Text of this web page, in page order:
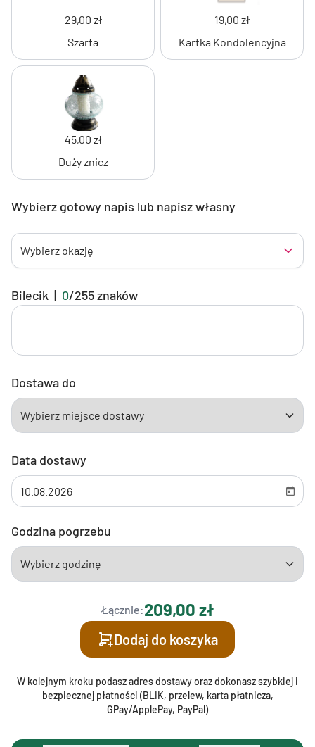
29,00 zł
Szarfa
19,00 zł
Kartka Kondolencyjna
45,00 zł
Duży znicz
Wybierz gotowy napis lub napisz własny
Wybierz okazję
Bilecik | 0/255znaków
Dostawa do
Data dostawy
Godzina pogrzebu
Łącznie:209,00 zł
Dodaj do koszyka
W kolejnym kroku podasz adres dostawy oraz dokonasz szybkiej i
bezpiecznej płatności (BLIK, przelew, karta płatnicza,
GPay/ApplePay, PayPal)